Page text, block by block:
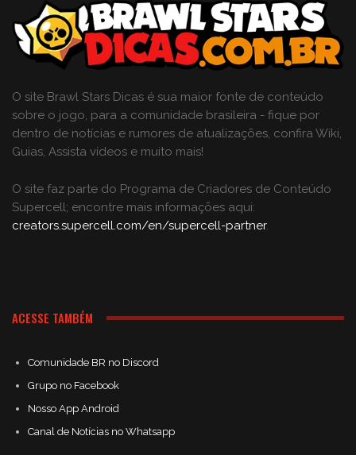
O site Brawl Stars Dicas é sua maior fonte de conteúdo
sobre o jogo, para a comunidade brasileira - fique por
dentro de notícias e rumores de atualizações, confira Wiki,
Guias, Assista vídeos e muito mais!
O site faz parte do Programa de Criadores de Conteúdo
Supercell; encontre mais informações aqui:
creators.supercell.com/en/supercell-partner.
ACESSE TAMBÉM
Comunidade BR no Discord
Grupo no Facebook
Nosso App Android
Canal de Notícias no Whatsapp